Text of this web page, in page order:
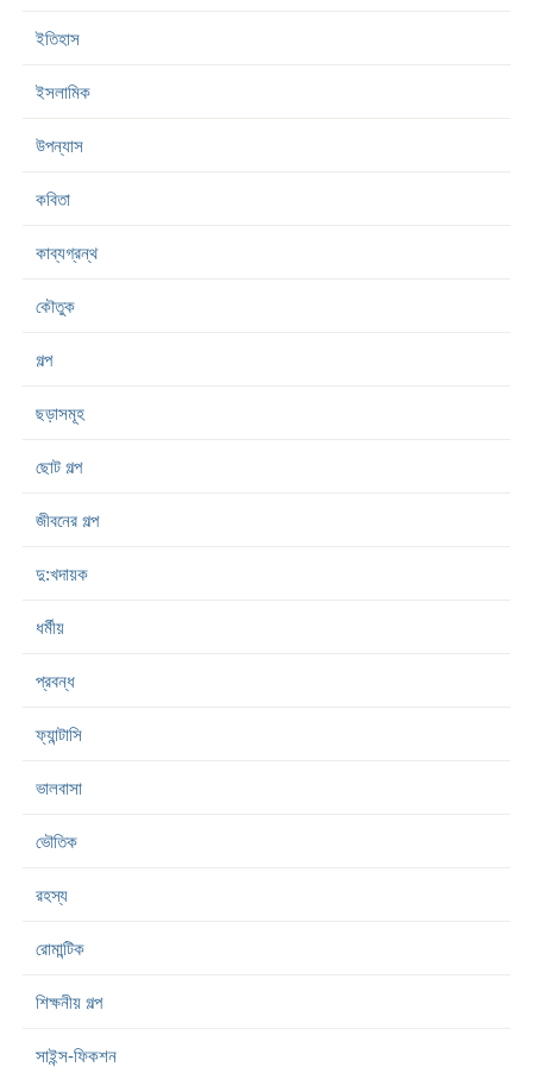
ইতিহাস
ইসলামিক
উপন্যাস
কবিতা
কাব্যগ্রন্থ
কৌতুক
গল্প
ছড়াসমূহ
ছোট গল্প
জীবনের গল্প
দু:খদায়ক
ধর্মীয়
প্রবন্ধ
ফ্যান্টাসি
ভালবাসা
ভৌতিক
রহস্য
রোমান্টিক
শিক্ষনীয় গল্প
সাইন্স-ফিকশন